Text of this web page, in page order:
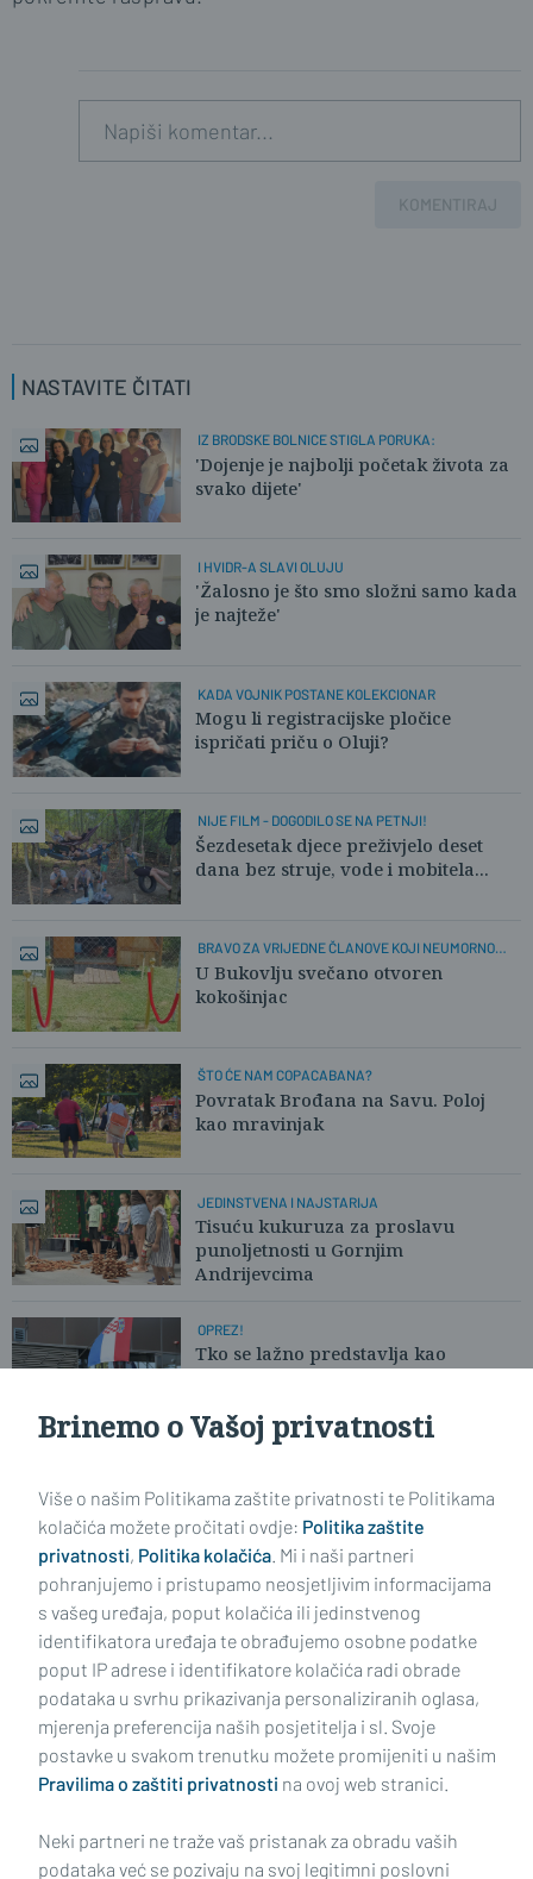
KOMENTIRAJ
NASTAVITE ČITATI
IZ BRODSKE BOLNICE STIGLA PORUKA:
'Dojenje je najbolji početak života za
svako dijete'
I HVIDR-A SLAVI OLUJU
'Žalosno je što smo složni samo kada
je najteže'
KADA VOJNIK POSTANE KOLEKCIONAR
Mogu li registracijske pločice
ispričati priču o Oluji?
NIJE FILM - DOGODILO SE NA PETNJI!
Šezdesetak djece preživjelo deset
dana bez struje, vode i mobitela...
BRAVO ZA VRIJEDNE ČLANOVE KOJI NEUMORNO
RADE!
U Bukovlju svečano otvoren
kokošinjac
ŠTO ĆE NAM COPACABANA?
Povratak Brođana na Savu. Poloj
kao mravinjak
JEDINSTVENA I NAJSTARIJA
Tisuću kukuruza za proslavu
punoljetnosti u Gornjim
Andrijevcima
OPREZ!
Tko se lažno predstavlja kao
Impressum Uvjeti korištenja Politika privatnosti
Politika kolačića Kontakt Pritužbe Suradnici
Oglašavanje
Brinemo o Vašoj privatnosti
Više o našim Politikama zaštite privatnosti te Politikama
kolačića možete pročitati ovdje: Politika zaštite
privatnosti, Politika kolačića. Mi i naši partneri
pohranjujemo i pristupamo neosjetljivim informacijama
s vašeg uređaja, poput kolačića ili jedinstvenog
identifikatora uređaja te obrađujemo osobne podatke
poput IP adrese i identifikatore kolačića radi obrade
podataka u svrhu prikazivanja personaliziranih oglasa,
mjerenja preferencija naših posjetitelja i sl. Svoje
postavke u svakom trenutku možete promijeniti u našim
Pravilima o zaštiti privatnosti na ovoj web stranici.
Neki partneri ne traže vaš pristanak za obradu vaših
podataka već se pozivaju na svoj legitimni poslovni